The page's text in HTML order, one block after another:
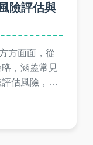
險評估與
方面面，從
，涵蓋常見
估風險，做